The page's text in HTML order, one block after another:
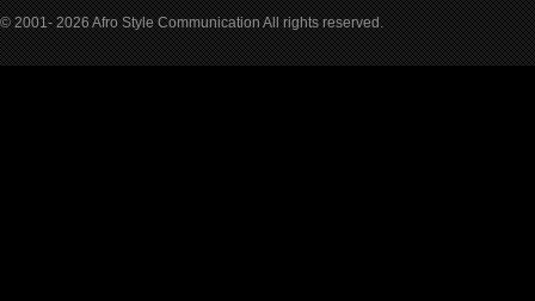
© 2001- 2026 Afro Style Communication All rights reserved.